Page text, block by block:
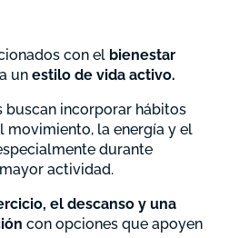
con el bienestar
un estilo de vida activo.
buscan incorporar hábitos
movimiento, la energía y el
durante
actividad.
el descanso y una
con opciones que apoyen